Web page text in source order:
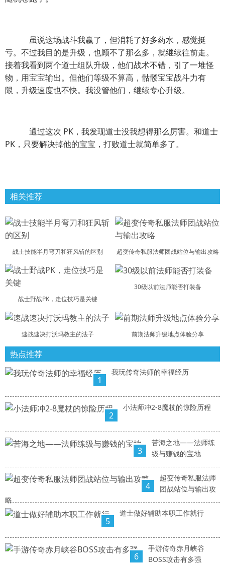
虽说这场战斗我赢了，但消耗了好多药水，感觉挺
亏。不过我目的是升级，也顾不了那么多，就继续往前走。
接着我看到两个道士组队升级，他们战术不错，引了一堆怪
物，用宝宝输出。但他们等级不算高，骷髅宝宝战斗力有
限，升级速度也不快。我没管他们，继续专心升级。
通过这次 PK，我发现道士没我想得那么厉害。和道士
PK，只要解决掉他的宝宝，打败道士就简单多了。
相关推荐
战士技能半月弯刀和狂风斩的区别 超变传奇私服法师团战站位与输出攻略
战士野战PK，走位技巧是关键
30级以前法师能否打装备
速战速决打沃玛教主的法子 前期法师升级地点体验分享
热点推荐
1
我玩传奇法师的幸福经历
2
小法师冲2-8魔杖的惊险历程
3
苦海之地——法师练
级与赚钱的宝地
4
超变传奇私服法师
团战站位与输出攻
略
5
道士做好辅助本职工作就行
6
手游传奇赤月峡谷
BOSS攻击有多强